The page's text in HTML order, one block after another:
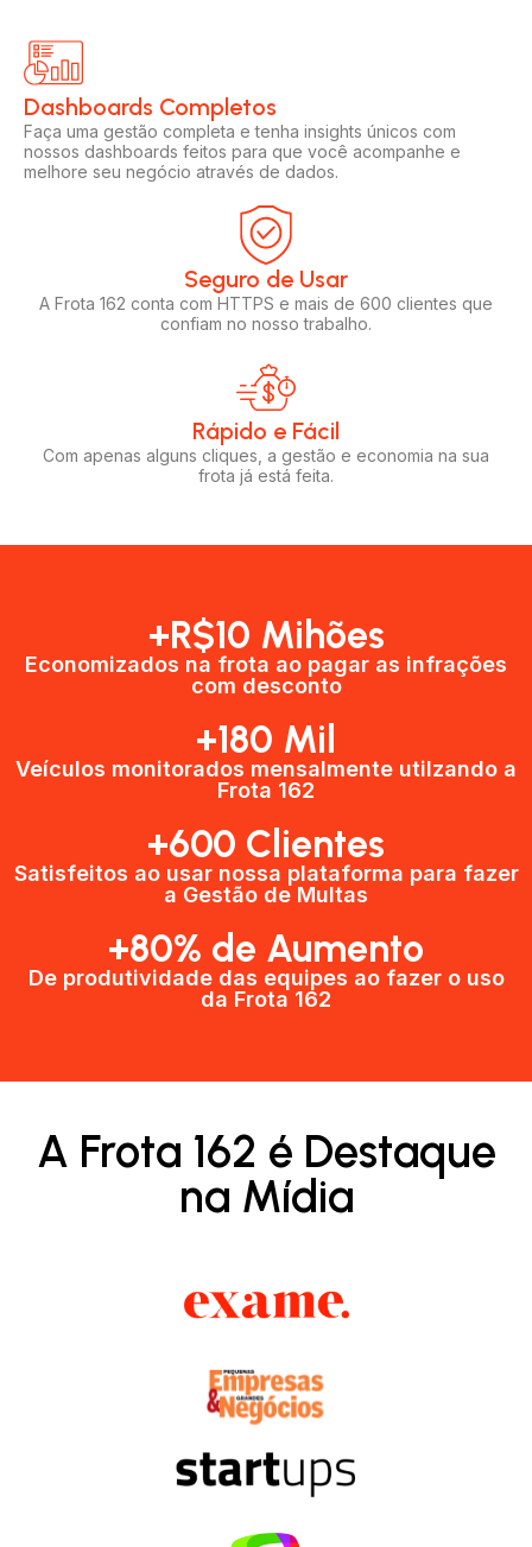
Dashboards Completos​​
Faça uma gestão completa e tenha insights únicos com
nossos dashboards feitos para que você acompanhe e
melhore seu negócio através de dados.
Seguro de Usar​
A Frota 162 conta com HTTPS e mais de 600 clientes que
confiam no nosso trabalho.
Rápido e Fácil​
Com apenas alguns cliques, a gestão e economia na sua
frota já está feita.
+R$10 Mihões
Economizados na frota ao pagar as infrações
com desconto
+180 Mil
Veículos monitorados mensalmente utilzando a
Frota 162
+600 Clientes​
Satisfeitos ao usar nossa plataforma para fazer
a Gestão de Multas​
+80% de Aumento
De produtividade das equipes ao fazer o uso
da Frota 162​
A Frota 162 é Destaque
na Mídia